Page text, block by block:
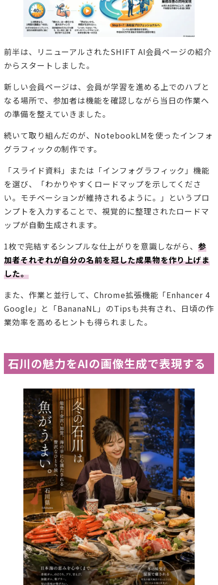
前半は、リニューアルされたSHIFT AI会員ページの紹介
からスタートしました。
新しい会員ページは、会員が学習を進める上でのハブと
なる場所で、参加者は機能を確認しながら当日の作業へ
の準備を整えていきました。
続いて取り組んだのが、NotebookLMを使ったインフォ
グラフィックの制作です。
「スライド資料」または「インフォグラフィック」機能
を選び、「わかりやすくロードマップを示してくださ
い。モチベーションが維持されるように。」というプロ
ンプトを入力することで、視覚的に整理されたロードマ
ップが自動生成されます。
1枚で完結するシンプルな仕上がりを意識しながら、参
加者それぞれが自分の名前を冠した成果物を作り上げま
した。
また、作業と並行して、Chrome拡張機能「Enhancer 4
Google」と「BananaNL」のTipsも共有され、日頃の作
業効率を高めるヒントも得られました。
石川の魅力をAIの画像生成で表現する